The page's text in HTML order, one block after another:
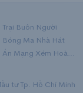
Trại Buôn Người
Bóng Ma Nhà Hát
Án Mạng Xém Hoàn Hảo
tư Tp. Hồ Chí Minh